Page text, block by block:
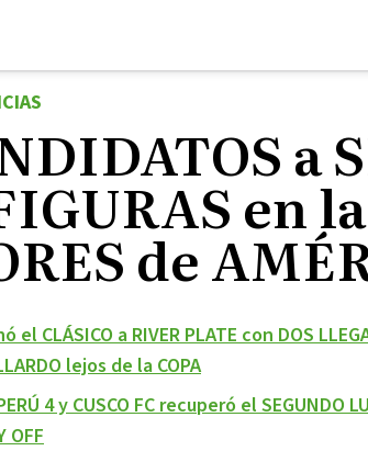
a
en
de
el CLÁSICO a RIVER PLATE con DOS
lejos de la COPA
4 y CUSCO FC recuperó el SEGUNDO
OFF